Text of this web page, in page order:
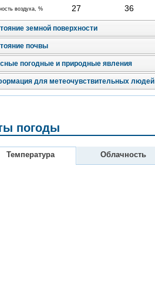
воздуха, % 27 36
земной поверхности
почвы
погодные и природные явления
для метеочувствительных людей
погоды
Температура Облачность